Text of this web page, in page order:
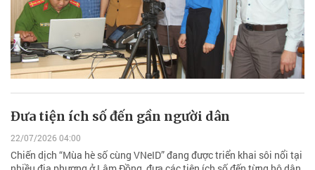
Đưa tiện ích số đến gần người dân
22/07/2026 04:00
Chiến dịch “Mùa hè số cùng VNeID” đang được triển khai sôi nổi tại